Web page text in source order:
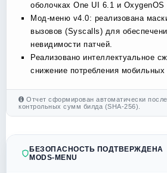
оболочках One UI 6.1 и OxygenOS
Мод-меню v4.0: реализована
вызовов (Syscalls) для
невидимости патчей.
Реализовано интеллектуальное
снижение потребления
Отчет сформирован автоматически
контрольных сумм билда (SHA-256).
БЕЗОПАСНОСТЬ ПОДТВЕРЖДЕНА
MODS-MENU